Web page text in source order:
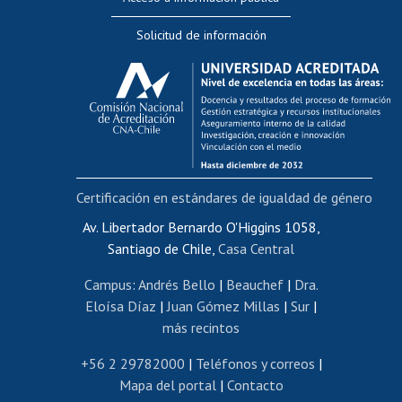
Evaluación docente
Calificación académica
Postulación al AUCAI
Funcionarias/os
Cursos internos de capacitación
Bienestar del personal
Portal de movilidad interna
Certificado de renta
Certificado de renta honorarios
Editar páginas blancas
Extranjeras/os
Revalidación y reconocimiento de títulos
Postulación al Programa de Movilidad Estudiantil
Solicitud de información
Av. Libertador Bernardo O'Higgins 1058,
Santiago de Chile, Casa Central
Campus: Andrés Bello | Beauchef| Dra.
Eloísa Díaz |Juan Gómez Millas | Sur |
más recintos
+56 2 29782000 | Teléfonos y correos |
Mapa del portal| Contacto
Certificación en estándares de igualdad de género